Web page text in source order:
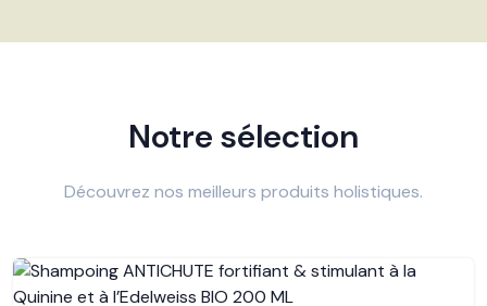
Notre sélection
Découvrez nos meilleurs produits holistiques.